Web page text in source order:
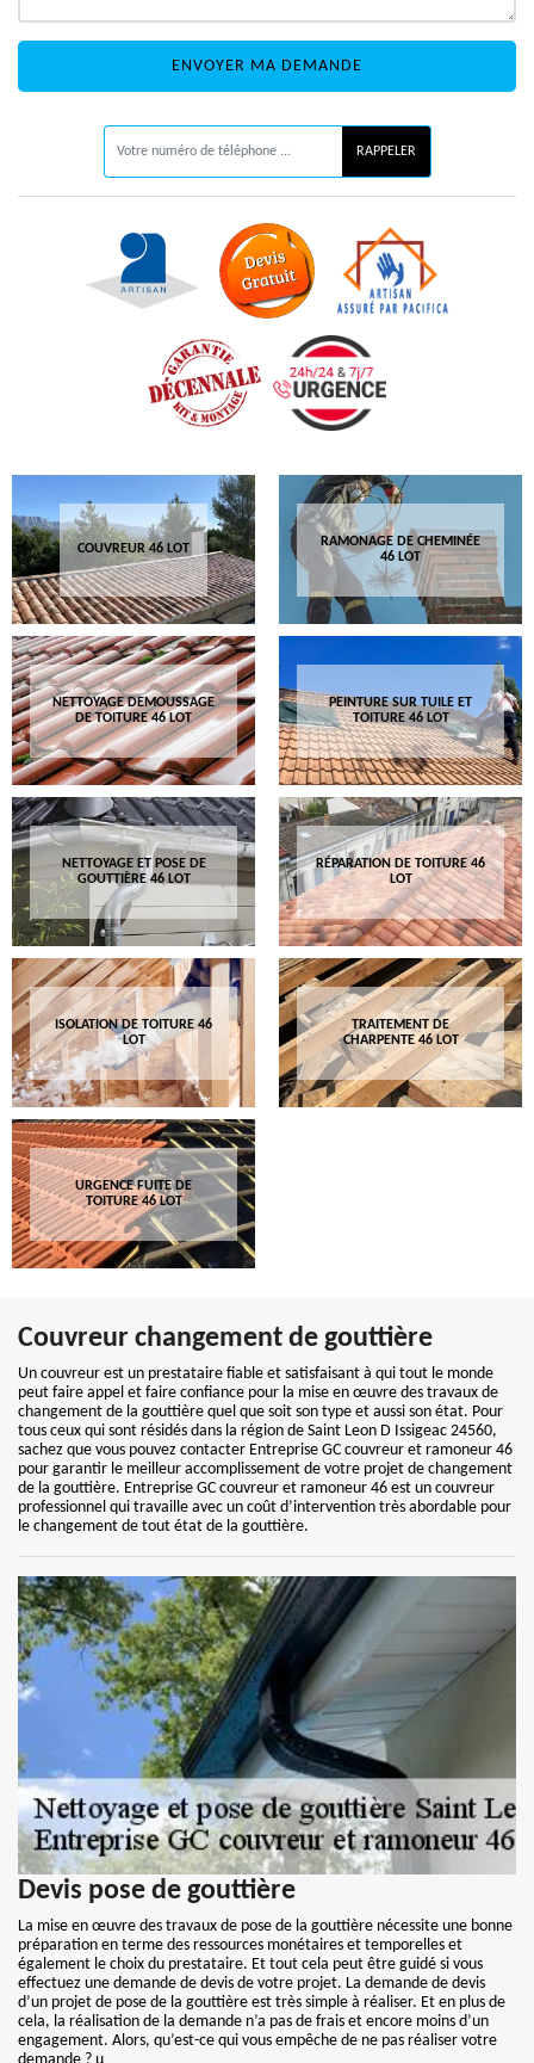
COUVREUR 46 LOT
RAMONAGE DE CHEMINÉE
46 LOT
NETTOYAGE DEMOUSSAGE
DE TOITURE 46 LOT
PEINTURE SUR TUILE ET
TOITURE 46 LOT
NETTOYAGE ET POSE DE
GOUTTIÈRE 46 LOT
RÉPARATION DE TOITURE 46
LOT
ISOLATION DE TOITURE 46
LOT
TRAITEMENT DE
CHARPENTE 46 LOT
URGENCE FUITE DE
TOITURE 46 LOT
Couvreur changement de gouttière
Un couvreur est un prestataire fiable et satisfaisant à qui tout le monde
peut faire appel et faire confiance pour la mise en œuvre des travaux de
changement de la gouttière quel que soit son type et aussi son état. Pour
tous ceux qui sont résidés dans la région de Saint Leon D Issigeac 24560,
sachez que vous pouvez contacter Entreprise GC couvreur et ramoneur 46
pour garantir le meilleur accomplissement de votre projet de changement
de la gouttière. Entreprise GC couvreur et ramoneur 46 est un couvreur
professionnel qui travaille avec un coût d’intervention très abordable pour
le changement de tout état de la gouttière.
Devis pose de gouttière
La mise en œuvre des travaux de pose de la gouttière nécessite une bonne
préparation en terme des ressources monétaires et temporelles et
également le choix du prestataire. Et tout cela peut être guidé si vous
effectuez une demande de devis de votre projet. La demande de devis
d’un projet de pose de la gouttière est très simple à réaliser. Et en plus de
cela, la réalisation de la demande n’a pas de frais et encore moins d’un
engagement. Alors, qu’est-ce qui vous empêche de ne pas réaliser votre